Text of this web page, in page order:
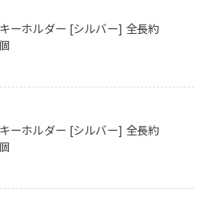
ーホルダー [シルバー] 全長約
ーホルダー [シルバー] 全長約